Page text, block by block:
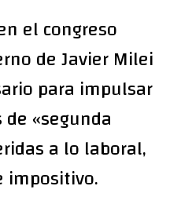
el congreso
de Javier Milei
para impulsar
«segunda
a lo laboral,